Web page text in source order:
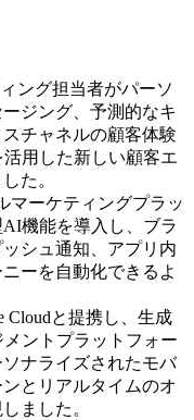
ング担当者がパーソ
ジング、予測的なキ
チャネルの顧客体験
用した新しい顧客エ
た。
マーケティングプラッ
機能を導入し、ブラ
シュ通知、アプリ内
ーを自動化できるよ
Cloudと提携し、生成
ントプラットフォー
ナライズされたモバ
とリアルタイムのオ
ました。